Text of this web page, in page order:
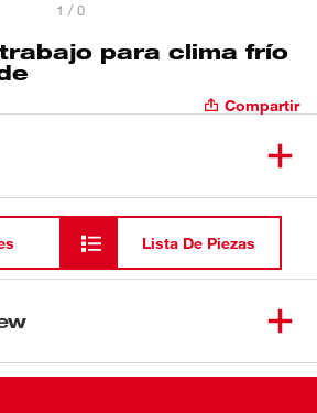
1 / 0
para clima frío
Compartir
Lista De Piezas
para clima frío blindados en el